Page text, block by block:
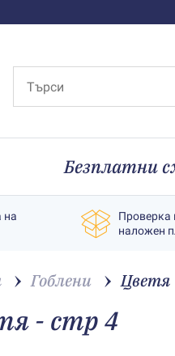
Безплатни
на
Проверка
наложен
Гоблени Цветя
- стр 4